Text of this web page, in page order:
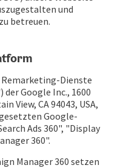
und
betreuen.
Dienste
Google Inc., 1600
View, CA 94043, USA,
Google-
Ads 360", "Display
360".
Manager 360 setzen